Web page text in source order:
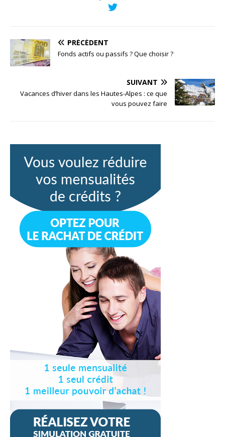
PRÉCÉDENT
Fonds actifs ou passifs ? Que choisir ?
SUIVANT
Vacances d’hiver dans les Hautes-Alpes : ce que
vous pouvez faire